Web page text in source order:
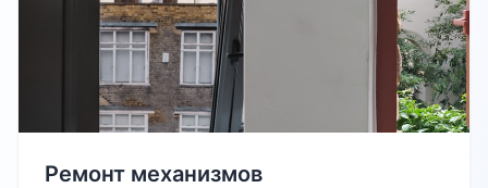
Ремонт механизмов